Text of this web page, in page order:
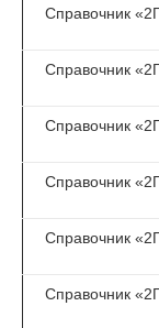
Справочник
Справочник
Справочник
Справочник
Справочник
Справочник